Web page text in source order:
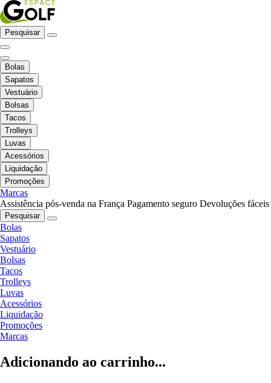
Pesquisar
Bolas
Sapatos
Vestuário
Bolsas
Tacos
Trolleys
Luvas
Acessórios
Liquidação
Promoções
Marcas
Assistência pós-venda na França Pagamento seguro Devoluções fáceis
Pesquisar
Bolas
Sapatos
Vestuário
Bolsas
Tacos
Trolleys
Luvas
Acessórios
Liquidação
Promoções
Marcas
Adicionando ao carrinho...